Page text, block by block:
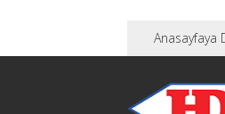
Anasayfaya